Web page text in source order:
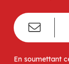
En soumettant